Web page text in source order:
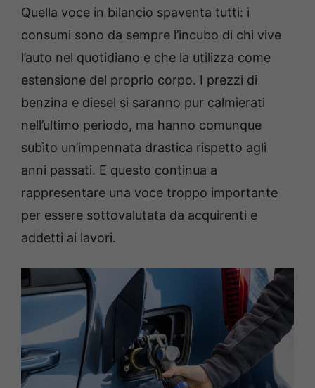
Quella voce in bilancio spaventa tutti: i
consumi sono da sempre l’incubo di chi vive
l’auto nel quotidiano e che la utilizza come
estensione del proprio corpo. I prezzi di
benzina e diesel si saranno pur calmierati
nell’ultimo periodo, ma hanno comunque
subìto un’impennata drastica rispetto agli
anni passati. E questo continua a
rappresentare una voce troppo importante
per essere sottovalutata da acquirenti e
addetti ai lavori.